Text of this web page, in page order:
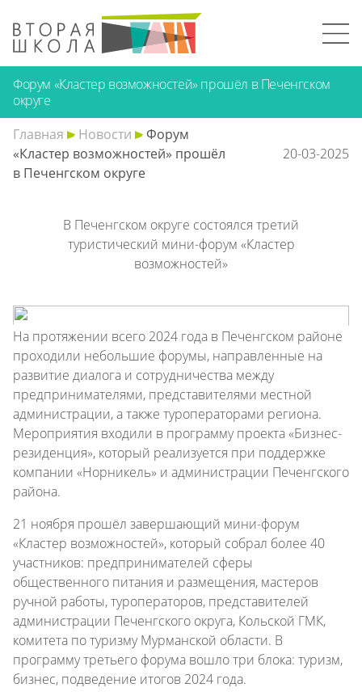
Форум «Кластер возможностей» прошёл в Печенгском
округе
Главная
Новости
Форум
«Кластер возможностей» прошёл
в Печенгском округе
20-03-2025
В Печенгском округе состоялся третий
туристический мини-форум «Кластер
возможностей»
На протяжении всего 2024 года в Печенгском районе
проходили небольшие форумы, направленные на
развитие диалога и сотрудничества между
предпринимателями, представителями местной
администрации, а также туроператорами региона.
Мероприятия входили в программу проекта «Бизнес-
резиденция», который реализуется при поддержке
компании «Норникель» и администрации Печенгского
района.
21 ноября прошёл завершающий мини-форум
«Кластер возможностей», который собрал более 40
участников: предпринимателей сферы
общественного питания и размещения, мастеров
ручной работы, туроператоров, представителей
администрации Печенгского округа, Кольской ГМК,
комитета по туризму Мурманской области. В
программу третьего форума вошло три блока: туризм,
бизнес, подведение итогов 2024 года.